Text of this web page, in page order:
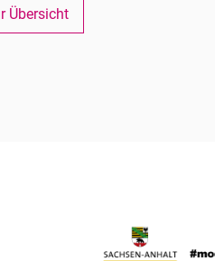
Übersicht